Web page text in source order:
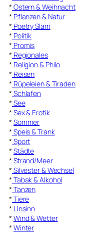
* Ostern & Weihnacht
* Pflanzen & Natur
* Poetry Slam
* Politik
* Promis
* Regionales
* Religion & Philo
* Reisen
* Rüpeleien & Tiraden
* Schlafen
* See
* Sex & Erotik
* Sommer
* Speis & Trank
* Sport
* Städte
* Strand/Meer
* Silvester & Wechsel
* Tabak & Alkohol
* Tanzen
* Tiere
* Unsinn
* Wind & Wetter
* Winter